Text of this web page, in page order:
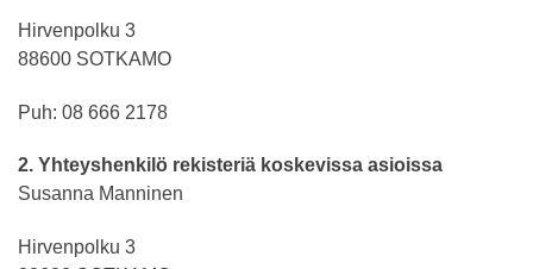
Hirvenpolku 3
88600 SOTKAMO
Puh: 08 666 2178
2. Yhteyshenkilö rekisteriä koskevissa asioissa
Susanna Manninen
Hirvenpolku 3